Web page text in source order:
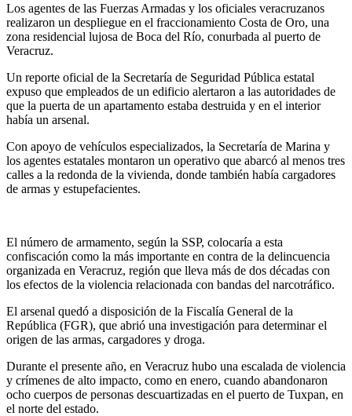
Los agentes de las Fuerzas Armadas y los oficiales veracruzanos
realizaron un despliegue en el fraccionamiento Costa de Oro, una
zona residencial lujosa de Boca del Río, conurbada al puerto de
Veracruz.
Un reporte oficial de la Secretaría de Seguridad Pública estatal
expuso que empleados de un edificio alertaron a las autoridades de
que la puerta de un apartamento estaba destruida y en el interior
había un arsenal.
Con apoyo de vehículos especializados, la Secretaría de Marina y
los agentes estatales montaron un operativo que abarcó al menos tres
calles a la redonda de la vivienda, donde también había cargadores
de armas y estupefacientes.
El número de armamento, según la SSP, colocaría a esta
confiscación como la más importante en contra de la delincuencia
organizada en Veracruz, región que lleva más de dos décadas con
los efectos de la violencia relacionada con bandas del narcotráfico.
El arsenal quedó a disposición de la Fiscalía General de la
República (FGR), que abrió una investigación para determinar el
origen de las armas, cargadores y droga.
Durante el presente año, en Veracruz hubo una escalada de violencia
y crímenes de alto impacto, como en enero, cuando abandonaron
ocho cuerpos de personas descuartizadas en el puerto de Tuxpan, en
el norte del estado.